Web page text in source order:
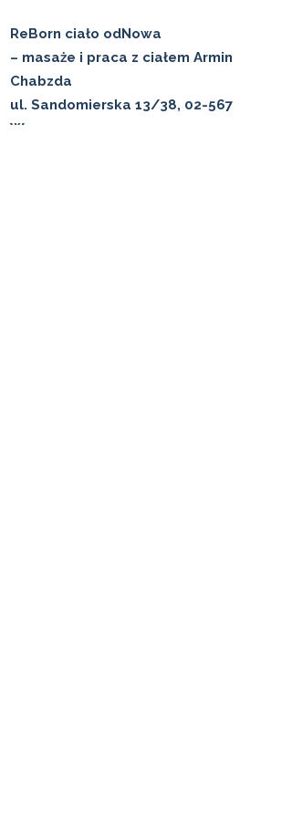
ReBorn ciało odNowa
– masaże i praca z ciałem Armin
Chabzda
ul. Sandomierska 13/38, 02-567
Warszawa